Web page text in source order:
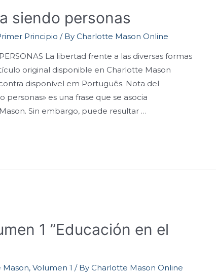
siendo personas
Principio / ByCharlotte Mason Online
La libertad frente a las diversas formas
original disponible en Charlotte Mason
disponível em Português. Nota del
personas» es una frase que se asocia
Sin embargo, puede resultar …
1 ”Educación en el
Mason,Volumen 1 / ByCharlotte Mason Online